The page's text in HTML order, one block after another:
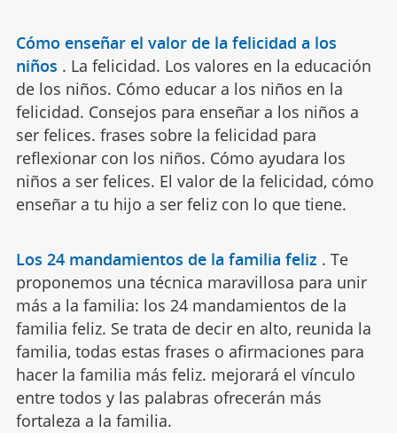
Cómo enseñar el valor de la felicidad a los
niños . La felicidad. Los valores en la educación
de los niños. Cómo educar a los niños en la
felicidad. Consejos para enseñar a los niños a
ser felices. frases sobre la felicidad para
reflexionar con los niños. Cómo ayudara los
niños a ser felices. El valor de la felicidad, cómo
enseñar a tu hijo a ser feliz con lo que tiene.
Los 24 mandamientos de la familia feliz . Te
proponemos una técnica maravillosa para unir
más a la familia: los 24 mandamientos de la
familia feliz. Se trata de decir en alto, reunida la
familia, todas estas frases o afirmaciones para
hacer la familia más feliz. mejorará el vínculo
entre todos y las palabras ofrecerán más
fortaleza a la familia.